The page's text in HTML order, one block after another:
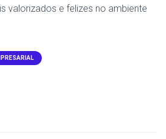
valorizados e felizes no ambiente